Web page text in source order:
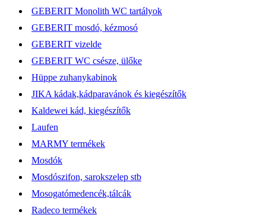
GEBERIT Monolith WC tartályok
GEBERIT mosdó, kézmosó
GEBERIT vizelde
GEBERIT WC csésze, ülőke
Hüppe zuhanykabinok
JIKA kádak,kádparavánok és kiegészítők
Kaldewei kád, kiegészítők
Laufen
MARMY termékek
Mosdók
Mosdószifon, sarokszelep stb
Mosogatómedencék,tálcák
Radeco termékek